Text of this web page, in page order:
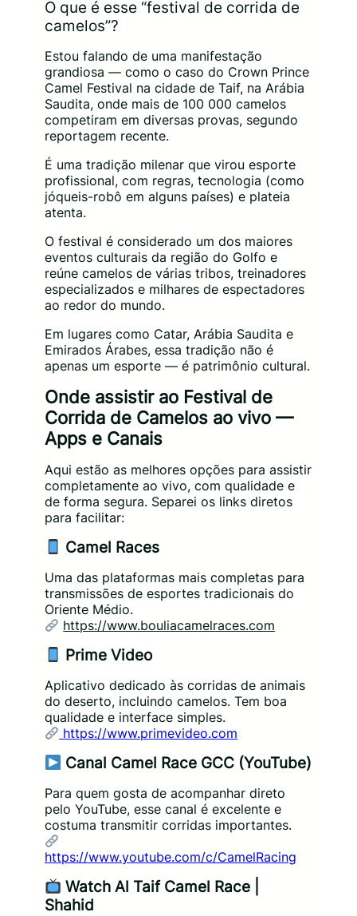
O que é esse “festival de corrida de
camelos”?
Estou falando de uma manifestação
grandiosa — como o caso do Crown Prince
Camel Festival na cidade de Taif, na Arábia
Saudita, onde mais de 100 000 camelos
competiram em diversas provas, segundo
reportagem recente.
É uma tradição milenar que virou esporte
profissional, com regras, tecnologia (como
jóqueis-robô em alguns países) e plateia
atenta.
O festival é considerado um dos maiores
eventos culturais da região do Golfo e
reúne camelos de várias tribos, treinadores
especializados e milhares de espectadores
ao redor do mundo.
Em lugares como Catar, Arábia Saudita e
Emirados Árabes, essa tradição não é
apenas um esporte — é patrimônio cultural.
Onde assistir ao Festival de
Corrida de Camelos ao vivo —
Apps e Canais
Aqui estão as melhores opções para assistir
completamente ao vivo, com qualidade e
de forma segura. Separei os links diretos
para facilitar:
Camel Races
Uma das plataformas mais completas para
transmissões de esportes tradicionais do
Oriente Médio.
https://www.bouliacamelraces.com
Prime Video
Aplicativo dedicado às corridas de animais
do deserto, incluindo camelos. Tem boa
qualidade e interface simples.
https://www.primevideo.com
Canal Camel Race GCC (YouTube)
Para quem gosta de acompanhar direto
pelo YouTube, esse canal é excelente e
costuma transmitir corridas importantes.
https://www.youtube.com/c/CamelRacing
Watch Al Taif Camel Race |
Shahid